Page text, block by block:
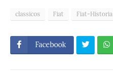
classicos Fiat Fiat-Historia
Facebook